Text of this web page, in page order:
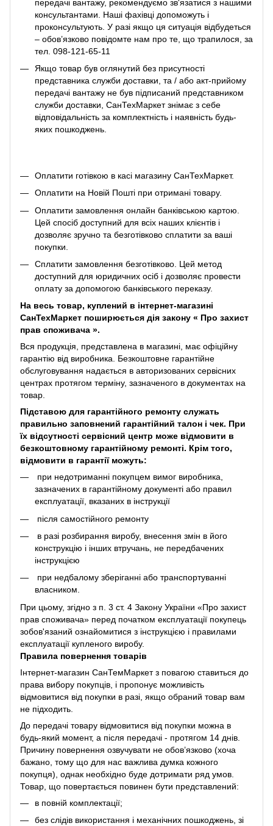
передачі вантажу, рекомендуємо зв'язатися з нашими
консультантами. Наші фахівці допоможуть і
проконсультують. У разі якщо ця ситуація відбудеться
– обов’язково повідомте нам про те, що трапилося, за
тел. 098-121-65-11
Якщо товар був оглянутий без присутності
представника служби доставки, та / або акт-прийому
передачі вантажу не був підписаний представником
служби доставки, СанТехМаркет знімає з себе
відповідальність за комплектність і наявність будь-
яких пошкоджень.
Оплатити готівкою в касі магазину СанТехМаркет.
Оплатити на Новій Пошті при отримані товару.
Оплатити замовлення онлайн банківською картою.
Цей спосіб доступний для всіх наших клієнтів і
дозволяє зручно та безготівково сплатити за ваші
покупки.
Сплатити замовлення безготівково. Цей метод
доступний для юридичних осіб і дозволяє провести
оплату за допомогою банківського переказу.
На весь товар, куплений в інтернет-магазині
СанТехМаркет поширюється дія закону « Про захист
прав споживача ».
Вся продукція, представлена ​​в магазині, має офіційну
гарантію від виробника. Безкоштовне гарантійне
обслуговування надається в авторизованих сервісних
центрах протягом терміну, зазначеного в документах на
товар.
Підставою для гарантійного ремонту служать
правильно заповнений гарантійний талон і чек. При
їх відсутності сервісний центр може відмовити в
безкоштовному гарантійному ремонті. Крім того,
відмовити в гарантії можуть:
при недотриманні покупцем вимог виробника,
зазначених в гарантійному документі або правил
експлуатації, вказаних в інструкції
після самостійного ремонту
в разі розбирання виробу, внесення змін в його
конструкцію і інших втручань, не передбачених
інструкцією
при недбалому зберіганні або транспортуванні
власником.
При цьому, згідно з п. 3 ст. 4 Закону України «Про захист
прав споживача» перед початком експлуатації покупець
зобов'язаний ознайомитися з інструкцією і правилами
експлуатації купленого виробу.
Правила повернення товарів
Інтернет-магазин СанТемМаркет з повагою ставиться до
права вибору покупців, і пропонує можливість
відмовитися від покупки в разі, якщо обраний товар вам
не підходить.
До передачі товару відмовитися від покупки можна в
будь-який момент, а після передачі - протягом 14 днів.
Причину повернення озвучувати не обов’язково (хоча
бажано, тому що для нас важлива думка кожного
покупця), однак необхідно буде дотримати ряд умов.
Товар, що повертається повинен бути представлений:
в повній комплектації;
без слідів використання і механічних пошкоджень, зі